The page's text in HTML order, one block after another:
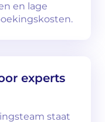
en lage
experts
staat